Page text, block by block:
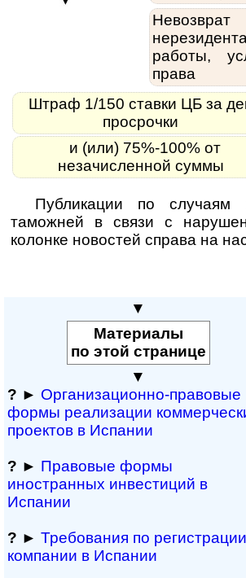
работы,
права
Штраф 1/150 ставки ЦБ за
просрочки
и (или) 75%-100% от
незачисленной суммы
Публикации по случаям
таможней в связи с
колонке новостей справа на
▼
Материалы
по этой странице
▼
? ► Организационно-правовые
формы реализации
проектов в Испании
? ► Правовые формы
иностранных инвестиций в
Испании
? ► Требования по регистрации
компании в Испании